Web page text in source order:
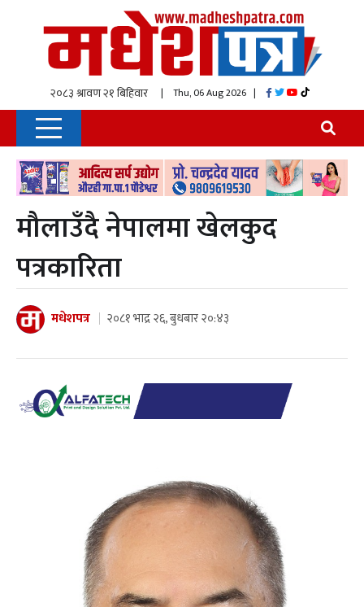
| Thu, 06 Aug 2026 |
मौलाउँदै नेपालमा खेलकुद
पत्रकारिता
मधेशपत्र २०८१ भाद्र २६, बुधबार २०:४३